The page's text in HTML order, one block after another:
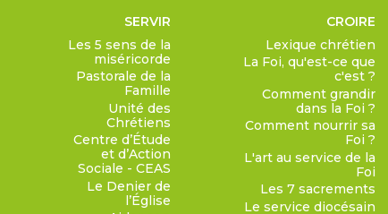
SERVIR
Les 5 sens de la
miséricorde
Pastorale de la
Famille
Unité des
Chrétiens
Centre d’Étude
et d’Action
Sociale - CEAS
Le Denier de
l’Église
CROIRE
Lexique chrétien
La Foi, qu'est-ce que
c'est ?
Comment grandir
dans la Foi ?
Comment nourrir sa
Foi ?
L'art au service de la
Foi
Les 7 sacrements
Le service diocésain